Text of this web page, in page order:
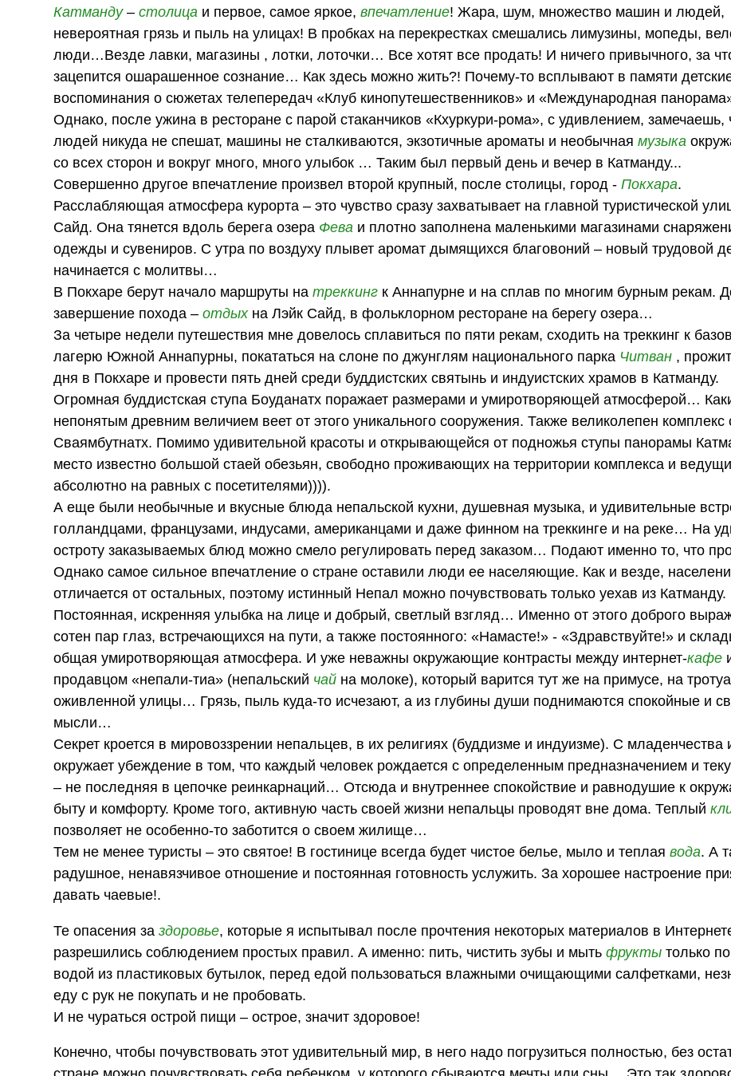
Катманду–столица и первое, самое яркое,впечатление! Жара, шум, множество машин и людей,
невероятная грязь и пыль на улицах! В пробках на перекрестках смешались лимузины, мопеды,
люди…Везде лавки, магазины , лотки, лоточки… Все хотят все продать! И ничего привычного, за
зацепится ошарашенное сознание… Как здесь можно жить?! Почему-то всплывают в памяти
воспоминания о сюжетах телепередач «Клуб кинопутешественников» и «Международная
Однако, после ужина в ресторане с парой стаканчиков «Кхуркури-рома», с удивлением, замечаешь,
людей никуда не спешат, машины не сталкиваются, экзотичные ароматы и необычнаямузыка
со всех сторон и вокруг много, много улыбок … Таким был первый день и вечер в Катманду...
Совершенно другое впечатление произвел второй крупный, после столицы, город -Покхара.
Расслабляющая атмосфера курорта – это чувство сразу захватывает на главной туристической
Сайд. Она тянется вдоль берега озера Фева и плотно заполнена маленькими магазинами
одежды и сувениров. С утра по воздуху плывет аромат дымящихся благовоний – новый трудовой
начинается с молитвы…
В Покхаре берут начало маршруты натреккинг к Аннапурне и на сплав по многим бурным рекам.
завершение похода –отдыхна Лэйк Сайд, в фольклорном ресторане на берегу озера…
За четыре недели путешествия мне довелось сплавиться по пяти рекам, сходить на треккинг к
лагерю Южной Аннапурны, покататься на слоне по джунглям национального парка Читван ,
дня в Покхаре и провести пять дней среди буддистских святынь и индуистских храмов в Катманду.
Огромная буддистская ступа Боуданатх поражает размерами и умиротворяющей атмосферой…
непонятым древним величием веет от этого уникального сооружения. Также великолепен комплекс
Сваямбутнатх. Помимо удивительной красоты и открывающейся от подножья ступы панорамы
место известно большой стаей обезьян, свободно проживающих на территории комплекса и
абсолютно на равных с посетителями)))).
А еще были необычные и вкусные блюда непальской кухни, душевная музыка, и удивительные
голландцами, французами, индусами, американцами и даже финном на треккинге и на реке… На
остроту заказываемых блюд можно смело регулировать перед заказом… Подают именно то, что
Однако самое сильное впечатление о стране оставили люди ее населяющие. Как и везде,
отличается от остальных, поэтому истинный Непал можно почувствовать только уехав из Катманду.
Постоянная, искренняя улыбка на лице и добрый, светлый взгляд… Именно от этого доброго
сотен пар глаз, встречающихся на пути, а также постоянного: «Намасте!» - «Здравствуйте!» и
общая умиротворяющая атмосфера. И уже неважны окружающие контрасты между интернет-кафе
продавцом «непали-тиа» (непальский чай на молоке), который варится тут же на примусе, на
оживленной улицы… Грязь, пыль куда-то исчезают, а из глубины души поднимаются спокойные и
мысли…
Секрет кроется в мировоззрении непальцев, в их религиях (буддизме и индуизме). С младенчества
окружает убеждение в том, что каждый человек рождается с определенным предназначением и
– не последняя в цепочке реинкарнаций… Отсюда и внутреннее спокойствие и равнодушие к
быту и комфорту. Кроме того, активную часть своей жизни непальцы проводят вне дома. Теплый
позволяет не особенно-то заботится о своем жилище…
Тем не менее туристы – это святое! В гостинице всегда будет чистое белье, мыло и теплаявода. А
радушное, ненавязчивое отношение и постоянная готовность услужить. За хорошее настроение
давать чаевые!.
Те опасения заздоровье, которые я испытывал после прочтения некоторых материалов в
разрешились соблюдением простых правил. А именно: пить, чистить зубы и мытьфрукты только
водой из пластиковых бутылок, перед едой пользоваться влажными очищающими салфетками,
еду с рук не покупать и не пробовать.
И не чураться острой пищи – острое, значит здоровое!
Конечно, чтобы почувствовать этот удивительный мир, в него надо погрузиться полностью, без